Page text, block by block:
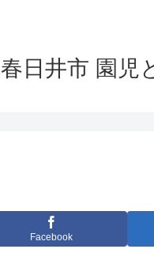
春日井市 園児
Facebook